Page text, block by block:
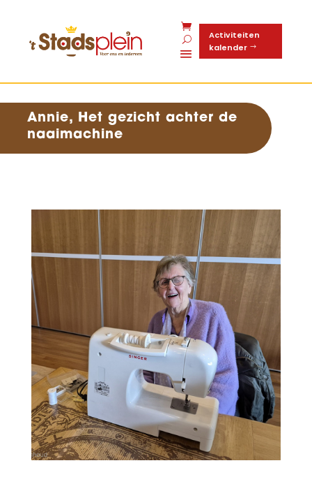
Activiteiten
kalender
Annie, Het gezicht achter de
naaimachine